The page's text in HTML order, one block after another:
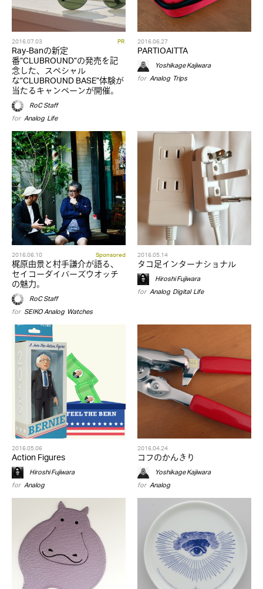
2016.07.03 PR
Ray-Banの新定
番“CLUBROUND”の発売を記
念した、スペシャル
な”CLUBROUND BASE”体験が
当たるキャンペーンが開催。
RoC Staff
for Analog,Life
2016.06.27
PARTIOAITTA
Yoshikage Kajiwara
for Analog, Trips
2016.06.10 Sponsored
梶原由景と村手謙介が語る、
セイコーダイバーズウオッチ
の魅力。
RoC Staff
for SEIKO,Analog, Watches
2016.05.14
タコ足インターナショナル
Hiroshi Fujiwara
for Analog,Digital,Life
2016.05.06
Action Figures
Hiroshi Fujiwara
for Analog
2016.04.24
コフのかんきり
Yoshikage Kajiwara
for Analog